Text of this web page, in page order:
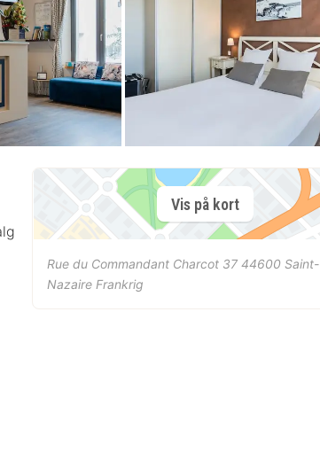
Vis på kort
Rue du Commandant Charcot 37 44600 Saint-
Nazaire Frankrig